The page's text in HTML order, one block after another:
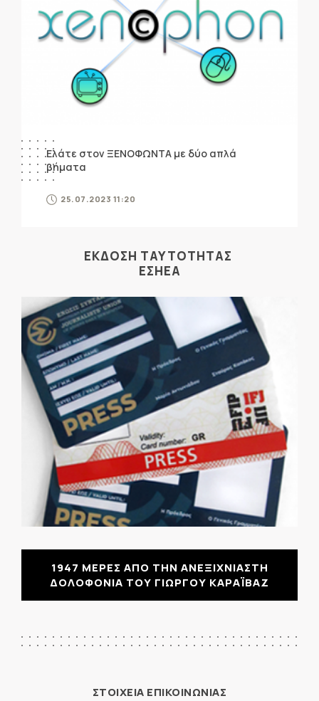
Ελάτε στον ΞΕΝΟΦΩΝΤΑ με δύο απλά
βήματα
25.07.2023 11:20
ΕΚΔΟΣΗ ΤΑΥΤΟΤΗΤΑΣ
ΕΣΗΕΑ
1947 ΜΕΡΕΣ ΑΠΟ ΤΗΝ ΑΝΕΞΙΧΝΙΑΣΤΗ
ΔΟΛΟΦΟΝΙΑ ΤΟΥ ΓΙΩΡΓΟΥ ΚΑΡΑΪΒΑΖ
ΣΤΟΙΧΕΙΑ ΕΠΙΚΟΙΝΩΝΙΑΣ